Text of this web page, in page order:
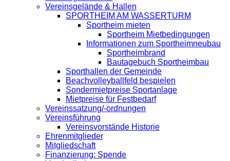
Vereinsgelände & Hallen
SPORTHEIM AM WASSERTURM
Sportheim mieten
Sportheim Mietbedingungen
Informationen zum Sportheimneubau
Sportheimbrand
Bautagebuch Sportheimbau
Sporthallen der Gemeinde
Beachvolleyballfeld bespielen
Sondermietpreise Sportanlage
Mietpreise für Festbedarf
Vereinssatzung/-ordnungen
Vereinsführung
Vereinsvorstände Historie
Ehrenmitglieder
Mitgliedschaft
Finanzierung: Spende